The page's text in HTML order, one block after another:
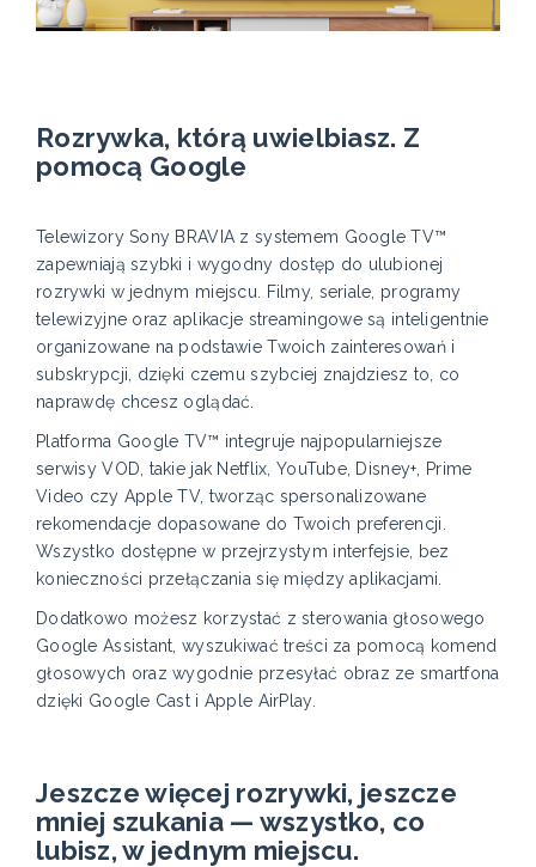
Rozrywka, którą uwielbiasz. Z
pomocą Google
Telewizory Sony BRAVIA z systemem Google TV™
zapewniają szybki i wygodny dostęp do ulubionej
rozrywki w jednym miejscu. Filmy, seriale, programy
telewizyjne oraz aplikacje streamingowe są inteligentnie
organizowane na podstawie Twoich zainteresowań i
subskrypcji, dzięki czemu szybciej znajdziesz to, co
naprawdę chcesz oglądać.
Platforma Google TV™ integruje najpopularniejsze
serwisy VOD, takie jak Netflix, YouTube, Disney+, Prime
Video czy Apple TV, tworząc spersonalizowane
rekomendacje dopasowane do Twoich preferencji.
Wszystko dostępne w przejrzystym interfejsie, bez
konieczności przełączania się między aplikacjami.
Dodatkowo możesz korzystać z sterowania głosowego
Google Assistant, wyszukiwać treści za pomocą komend
głosowych oraz wygodnie przesyłać obraz ze smartfona
dzięki Google Cast i Apple AirPlay.
Jeszcze więcej rozrywki, jeszcze
mniej szukania — wszystko, co
lubisz, w jednym miejscu.